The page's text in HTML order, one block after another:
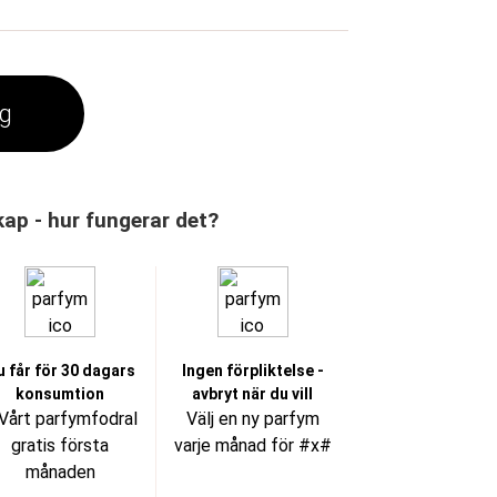
- hur fungerar det?
får för 30 dagars
konsumtion
parfymfodral
gratis första
månaden
Ingen förpliktelse -
avbryt när du vill
Välj en ny parfym
varje månad för #x#